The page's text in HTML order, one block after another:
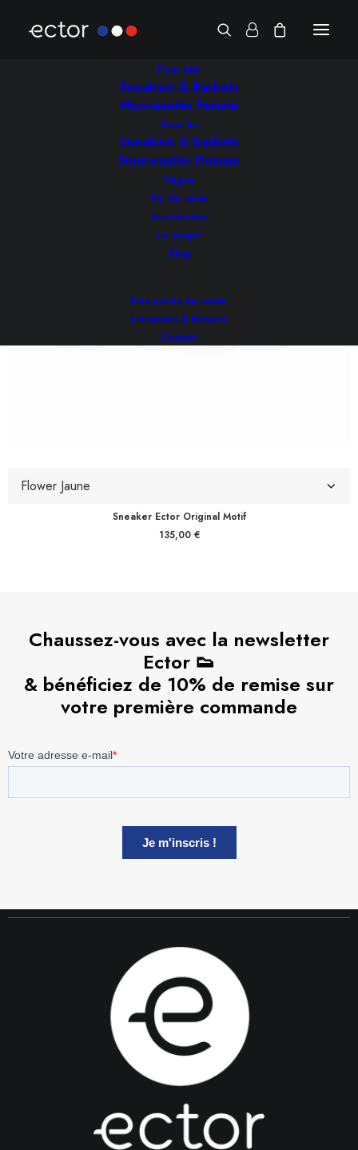
Pour elle
Sneakers & Baskets
Nouveautés Femme
Pour lui
Sneakers & baskets
Nouveautés Homme
Végan
Fin de série
Accessoires
Le projet
Blog
Nos points de vente
Livraisons & Retours
Contact
Flower Rose
Sneaker Ector Original Motif
135,00 €
Chaussez-vous avec la newsletter
Ector 👟
& bénéficiez de 10% de remise sur
votre première commande